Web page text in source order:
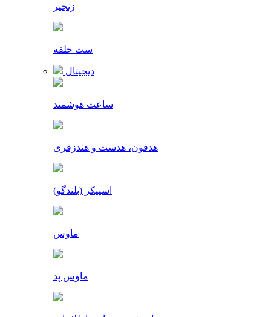
زنجیر
ست حلقه
دیجیتال
ساعت هوشمند
هدفون، هدست و هندزفری
اسپیکر (بلندگو)
ماوس
ماوس پد